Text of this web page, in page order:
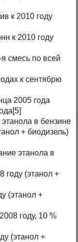
к 2010 году
к 2010 году
смесь по всей
к сентябрю
2005 года
в бензине
+ биодизель)
этанола в
году (этанол +
(этанол +
году, 10 %
(этанол +